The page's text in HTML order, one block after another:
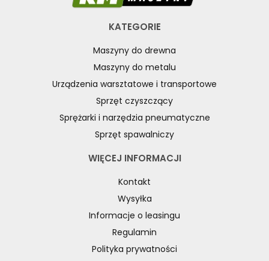
URZĄDZENIA WIELOCZYNNOŚCIOWE
WIERTARKI MAGNETYCZNE
WIERTARKO - FREZARKI STOŁOWE DO METALU, WIELOFUNKCYJNE
WYKRAWARKI DO BLACHY, PNEUMATYCZNE
ZAGINARKI DO BLACHY, MECHANICZNE
ŻŁOBIARKI DO BLACHY
WYPOSAŻENIE DODATKOWE METALLKRAFT
WYPOSAŻENIE DODATKOWE OPTIMUM
SPRĘŻARKI I NARZĘDZIA PNEUMATYCZNE
KATEGORIE
Maszyny do drewna
Maszyny do metalu
Urządzenia warsztatowe i transportowe
Sprzęt czyszczący
Sprężarki i narzędzia pneumatyczne
Sprzęt spawalniczy
WIĘCEJ INFORMACJI
Kontakt
Wysyłka
Informacje o leasingu
Regulamin
Polityka prywatności